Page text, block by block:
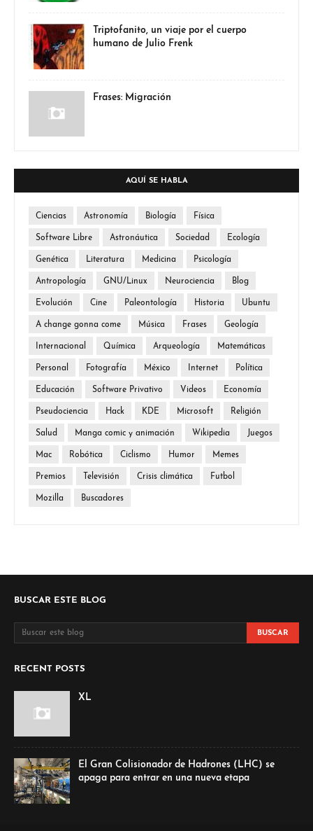
Triptofanito, un viaje por el cuerpo
humano de Julio Frenk
Frases: Migración
AQUÍ SE HABLA
Ciencias Astronomía Biología Física
Software Libre Astronáutica Sociedad Ecología
Genética Literatura Medicina Psicología
Antropología GNU/Linux Neurociencia Blog
Evolución Cine Paleontología Historia Ubuntu
A change gonna come Música Frases Geología
Internacional Química Arqueología Matemáticas
Personal Fotografía México Internet Política
Educación Software Privativo Videos Economía
Pseudociencia Hack KDE Microsoft Religión
Salud Manga comic y animación Wikipedia Juegos
Mac Robótica Ciclismo Humor Memes
Premios Televisión Crisis climática Futbol
Mozilla Buscadores
BUSCAR ESTE BLOG
RECENT POSTS
XL
El Gran Colisionador de Hadrones (LHC) se
apaga para entrar en una nueva etapa